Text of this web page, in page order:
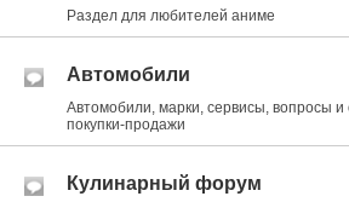
Раздел для любителей аниме
Автомобили
Автомобили, марки, сервисы, вопросы и
покупки-продажи
Кулинарный форум